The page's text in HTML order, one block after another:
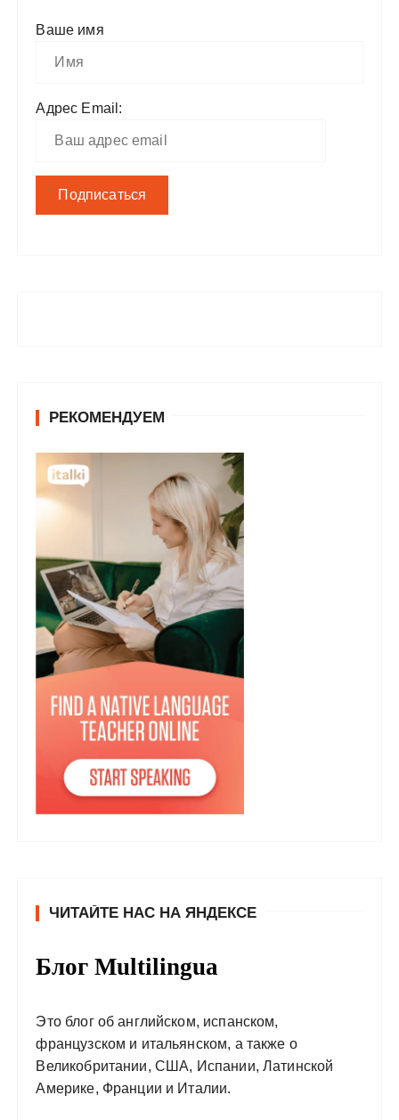
Ваше имя
Адрес Email:
РЕКОМЕНДУЕМ
ЧИТАЙТЕ НАС НА ЯНДЕКСЕ
Блог Multilingua
Это блог об английском, испанском,
французском и итальянском, а также о
Великобритании, США, Испании, Латинской
Америке, Франции и Италии.